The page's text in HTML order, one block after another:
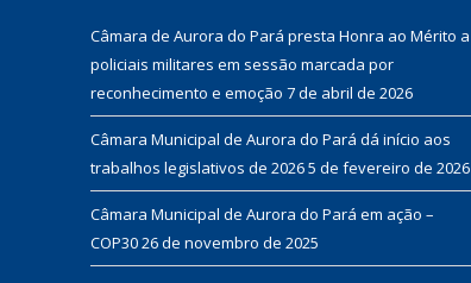
Câmara de Aurora do Pará presta Honra ao Mérito a
policiais militares em sessão marcada por
reconhecimento e emoção 7 de abril de 2026
Câmara Municipal de Aurora do Pará dá início aos
trabalhos legislativos de 20265 de fevereiro de 2026
Câmara Municipal de Aurora do Pará em ação –
COP3026 de novembro de 2025